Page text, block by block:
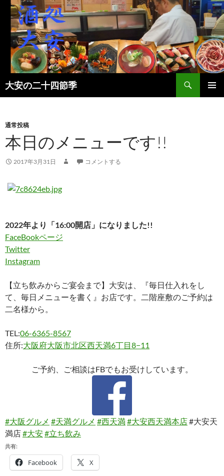
大安の二十四節季
検
索
ン
へ
キ
プ
通常投稿
本日のメニューです!!
2017年3月31日 コメントする
2022年より「16:00開店」になりました!!
FaceBookページ
Twitter
Instagram
【立ち飲みからご宴会まで】大安は、『毎日仕入れをし
て、毎日メニューを書く』お店です。二階座敷のご予約は
二名様から。
TEL:06-6365-8567
住所:大阪府大阪市北区西天満6丁目8−11
ご予約、ご相談はFBでもお受けしています。
#大阪グルメ #天満グルメ #西天満#大安西天満本店#大安天
満店#大安#立ち飲み
共有:
Facebook X